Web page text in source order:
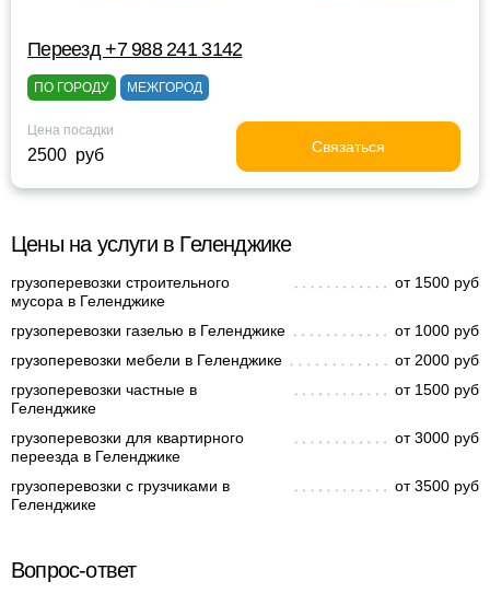
Переезд +7 988 241 3142
ПО ГОРОДУ МЕЖГОРОД
Цена посадки
2500 руб Связаться
Цены на услуги в Геленджике
грузоперевозки строительного
мусора в Геленджике
от 1500 руб
грузоперевозки газелью в Геленджике
от 1000 руб
грузоперевозки мебели в Геленджике
от 2000 руб
грузоперевозки частные в
Геленджике
от 1500 руб
грузоперевозки для квартирного
переезда в Геленджике
от 3000 руб
грузоперевозки с грузчиками в
Геленджике
от 3500 руб
Вопрос-ответ